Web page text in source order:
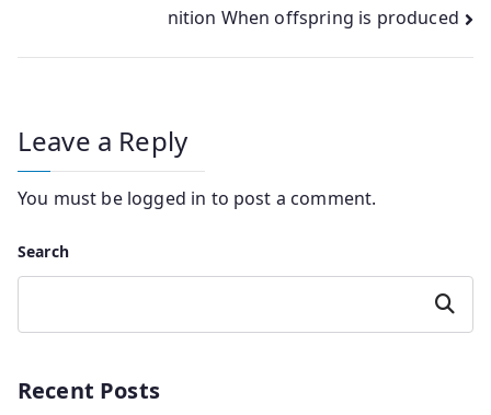
nition When offspring is produced
Leave a Reply
You must be logged in to post a comment.
Search
Search
Recent Posts